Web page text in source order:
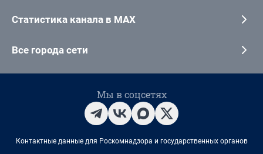
Статистика канала в MAX
Все города сети
Мы в соцсетях
Контактные данные для Роскомнадзора и государственных органов